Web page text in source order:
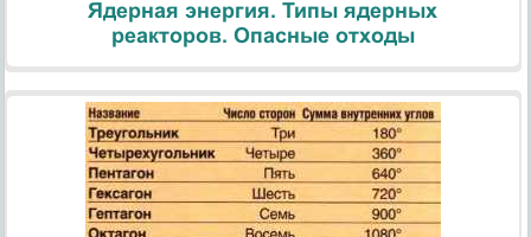
Ядерная энергия. Типы ядерных
реакторов. Опасные отходы